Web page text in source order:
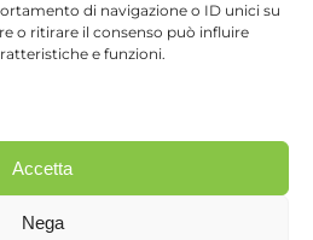
di navigazione o ID unici su
o ritirare il consenso può influire
e funzioni.
Accetta
Nega
FattoreDigital Srl
divisione diFattoreDigital Srl,
Milano - Tel 02.26882222 - P.IVA